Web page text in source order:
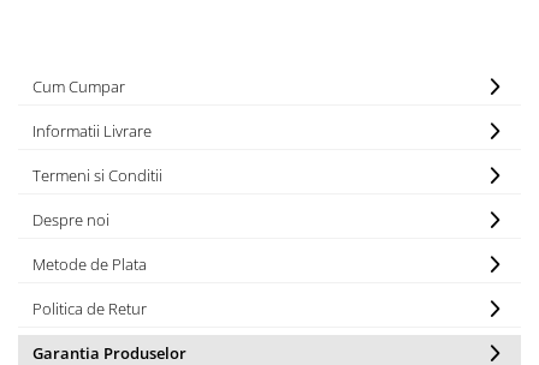
Cum Cumpar
Informatii Livrare
Termeni si Conditii
Despre noi
Metode de Plata
Politica de Retur
Garantia Produselor